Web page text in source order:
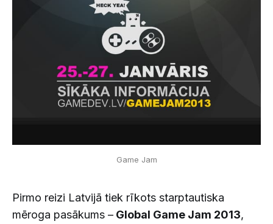
Game Jam
Pirmo reizi Latvijā tiek rīkots starptautiska
mēroga pasākums – Global Game Jam 2013,